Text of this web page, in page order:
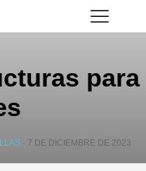
para
· 7 DE DICIEMBRE DE 2023